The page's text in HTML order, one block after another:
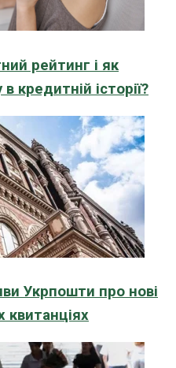
рейтинг і як
кредитній історії?
Укрпошти про нові
квитанціях